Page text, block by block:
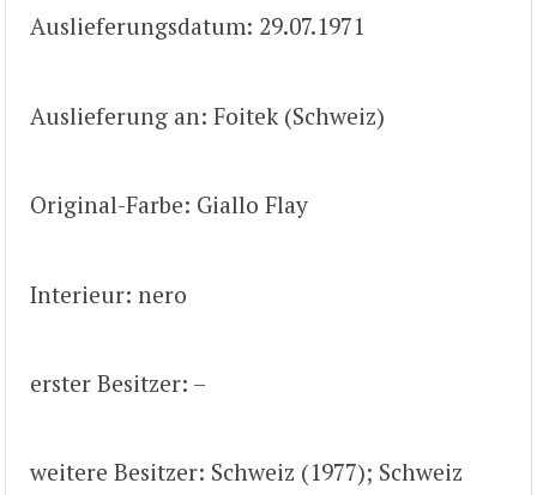
Auslieferungsdatum: 29.07.1971
Auslieferung an: Foitek (Schweiz)
Original-Farbe: Giallo Flay
Interieur: nero
erster Besitzer: –
weitere Besitzer: Schweiz (1977); Schweiz